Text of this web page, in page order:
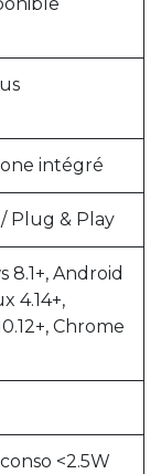
intégré
Plug & Play
8.1+, Android
4.14+,
Chrome
conso <2.5W